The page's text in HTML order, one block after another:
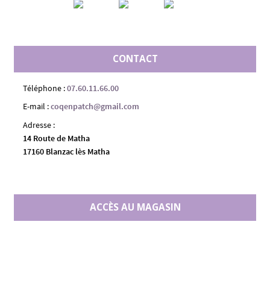
CONTACT
Téléphone :07.60.11.66.00
E-mail :coqenpatch@gmail.com
Adresse :
14 Route de Matha
17160 Blanzac lès Matha
ACCÈS AU MAGASIN